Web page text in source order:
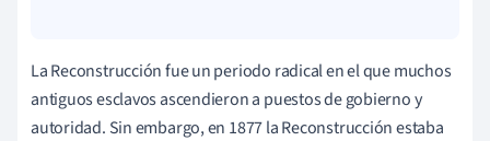
La Reconstrucción fue un periodo radical en el que muchos
antiguos esclavos ascendieron a puestos de gobierno y
autoridad. Sin embargo, en 1877 la Reconstrucción estaba